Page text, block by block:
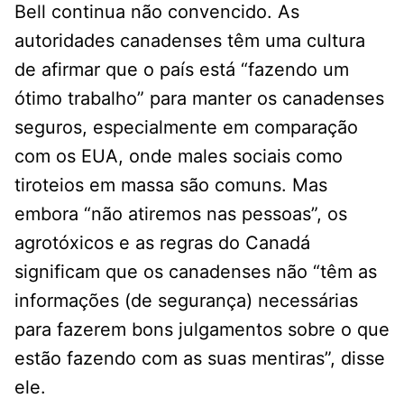
Bell continua não convencido. As
autoridades canadenses têm uma cultura
de afirmar que o país está “fazendo um
ótimo trabalho” para manter os canadenses
seguros, especialmente em comparação
com os EUA, onde males sociais como
tiroteios em massa são comuns. Mas
embora “não atiremos nas pessoas”, os
agrotóxicos e as regras do Canadá
significam que os canadenses não “têm as
informações (de segurança) necessárias
para fazerem bons julgamentos sobre o que
estão fazendo com as suas mentiras”, disse
ele.